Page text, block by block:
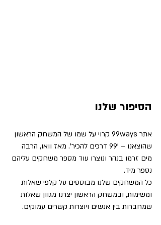
הסיפור שלנו
אתר 99ways קרוי על שמו של המשחק הראשון
שהוצאנו – '99 דרכים להכיר'. מאז וואו, הרבה
מים זרמו בנהר ונוצרו עוד מספר משחקים עליהם
נספר מיד.
כל המשחקים שלנו מבוססים על קלפי שאלות
ומשימות, ובמשחק הראשון יצרנו מגוון שאלות
שמחברות בין אנשים ויוצרות קשרים עמוקים.